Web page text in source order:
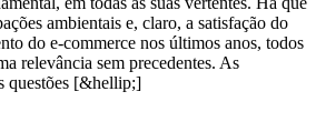
ambientais e, claro, a satisfação do
do e-commerce nos últimos anos, todos
relevância sem precedentes. As
questões [&hellip;]